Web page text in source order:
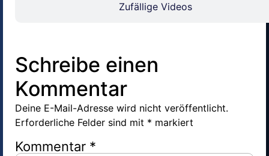
Zufällige Videos
Schreibe einen
Kommentar
Deine E-Mail-Adresse wird nicht veröffentlicht.
Erforderliche Felder sind mit * markiert
Kommentar *